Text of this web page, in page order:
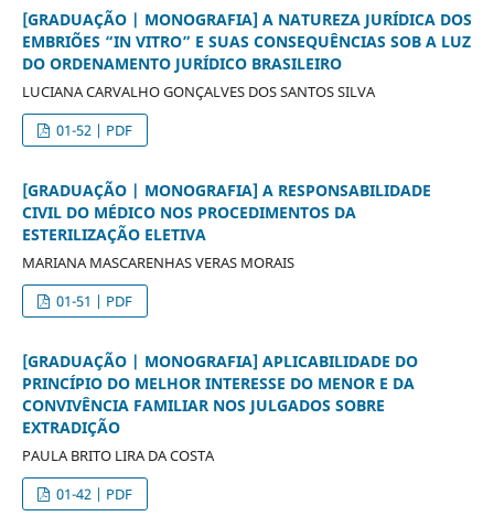
[GRADUAÇÃO | MONOGRAFIA] A NATUREZA JURÍDICA DOS
EMBRIÕES “IN VITRO” E SUAS CONSEQUÊNCIAS SOB A LUZ
DO ORDENAMENTO JURÍDICO BRASILEIRO
LUCIANA CARVALHO GONÇALVES DOS SANTOS SILVA
01-52 | PDF
[GRADUAÇÃO | MONOGRAFIA] A RESPONSABILIDADE
CIVIL DO MÉDICO NOS PROCEDIMENTOS DA
ESTERILIZAÇÃO ELETIVA
MARIANA MASCARENHAS VERAS MORAIS
01-51 | PDF
[GRADUAÇÃO | MONOGRAFIA] APLICABILIDADE DO
PRINCÍPIO DO MELHOR INTERESSE DO MENOR E DA
CONVIVÊNCIA FAMILIAR NOS JULGADOS SOBRE
EXTRADIÇÃO
PAULA BRITO LIRA DA COSTA
01-42 | PDF